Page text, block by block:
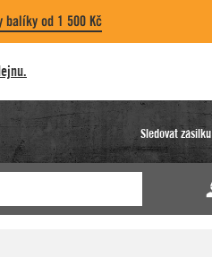
balíky od 1 500 Kč
Sledovat zásilku